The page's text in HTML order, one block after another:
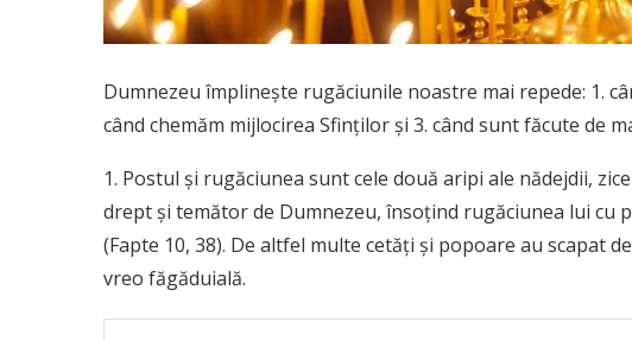
Dumnezeu împlineşte rugăciunile noastre mai repede: 1.
când chemăm mijlocirea Sfinţilor şi 3. când sunt făcute de
1. Postul şi rugăciunea sunt cele două aripi ale nădejdii,
drept şi temător de Dumnezeu, însoţind rugăciunea lui cu
(Fapte 10, 38). De altfel multe cetăţi şi popoare au scapat
vreo făgăduială.